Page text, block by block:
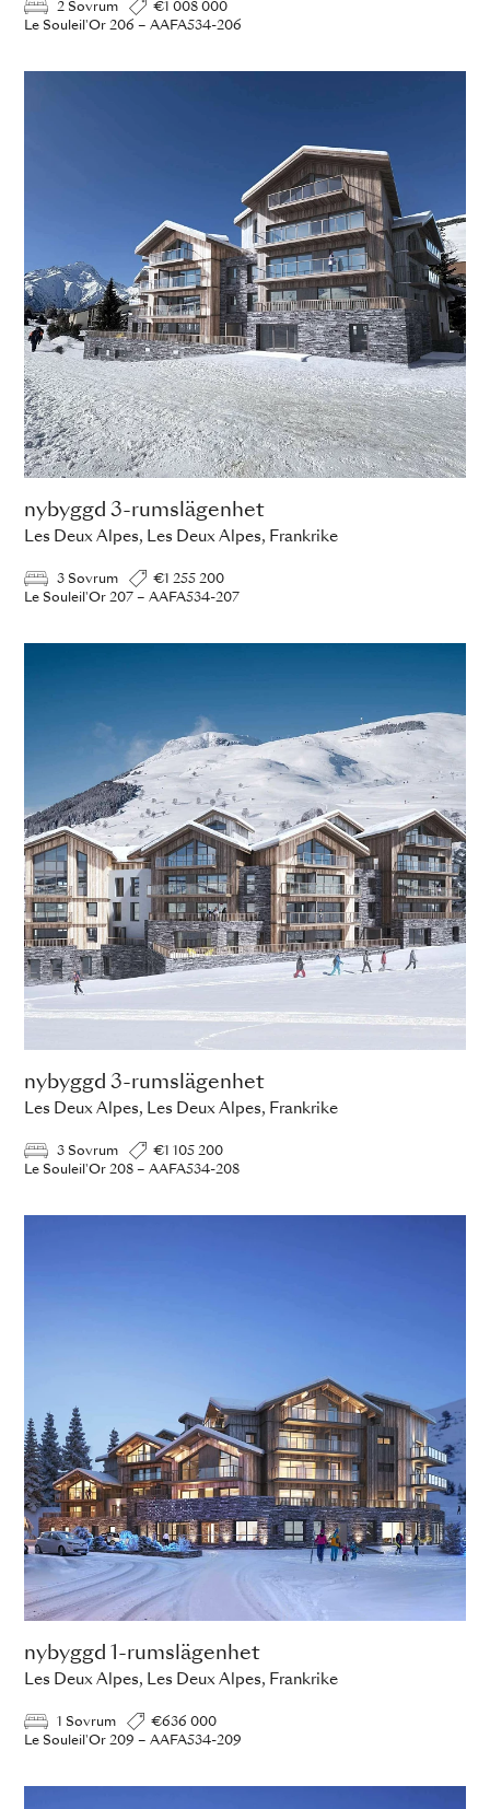
2 Sovrum
€1 008 000
Le Souleil'Or 206 – AAFA534-206
nybyggd 3-rumslägenhet
Les Deux Alpes, Les Deux Alpes, Frankrike
3 Sovrum
€1 255 200
Le Souleil'Or 207 – AAFA534-207
nybyggd 3-rumslägenhet
Les Deux Alpes, Les Deux Alpes, Frankrike
3 Sovrum
€1 105 200
Le Souleil'Or 208 – AAFA534-208
nybyggd 1-rumslägenhet
Les Deux Alpes, Les Deux Alpes, Frankrike
1 Sovrum
€636 000
Le Souleil'Or 209 – AAFA534-209